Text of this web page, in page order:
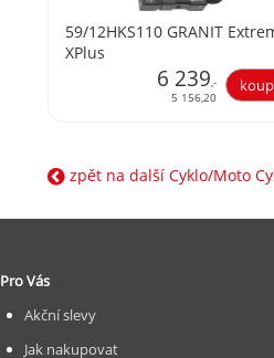
59/12HKS110 GRANIT
XPlus
6 239,-
5 156,20
zpět na další Cyklo/Moto
Pro Vás
Akční slevy
Jak nakupovat